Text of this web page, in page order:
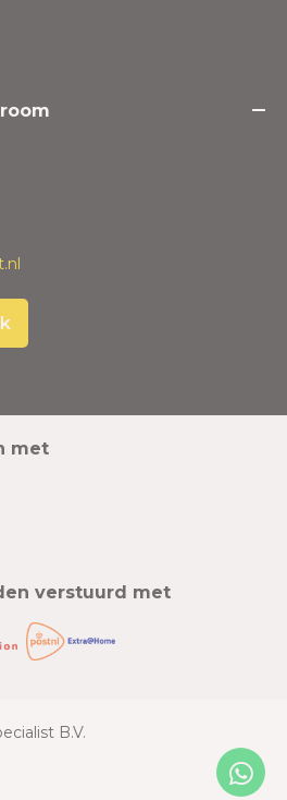
met
verstuurd met
B.V.